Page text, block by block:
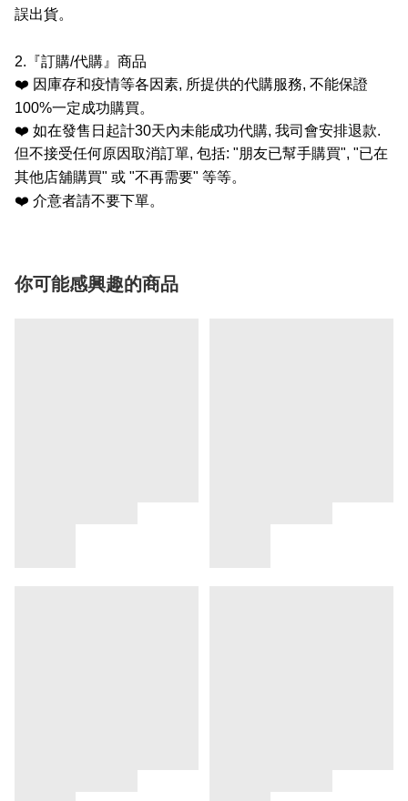
誤出貨。
2. 『訂購/代購』商品
❤️ 因庫存和疫情等各因素, 所提供的代購服務, 不能保證
100%一定成功購買。
❤️ 如在發售日起計30天內未能成功代購, 我司會安排退款.
但不接受任何原因取消訂單, 包括: "朋友已幫手購買", "已在
其他店舖購買" 或 "不再需要" 等等。
❤️ 介意者請不要下單。
你可能感興趣的商品